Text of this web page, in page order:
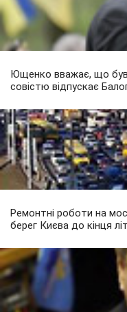
Ющенко вважає, що був
совістю відпускає
Ремонтні роботи на
берег Києва до кінця